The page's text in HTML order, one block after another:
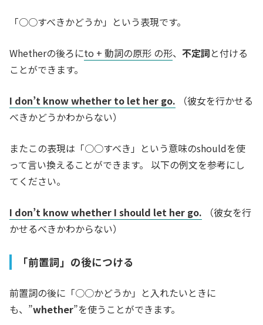
「○○すべきかどうか」という表現です。
Whetherの後ろにto + 動詞の原形 の形、 不定詞と付ける
ことができます。
I don’t know whether to let her go. （彼女を行かせる
べきかどうかわからない）
またこの表現は「○○すべき」という意味のshouldを使
って言い換えることができます。 以下の例文を参考にし
てください。
I don’t know whether I should let her go. （彼女を行
かせるべきかわからない）
「前置詞」の後につける
前置詞の後に「○○かどうか」と入れたいときに
も、”whether”を使うことができます。